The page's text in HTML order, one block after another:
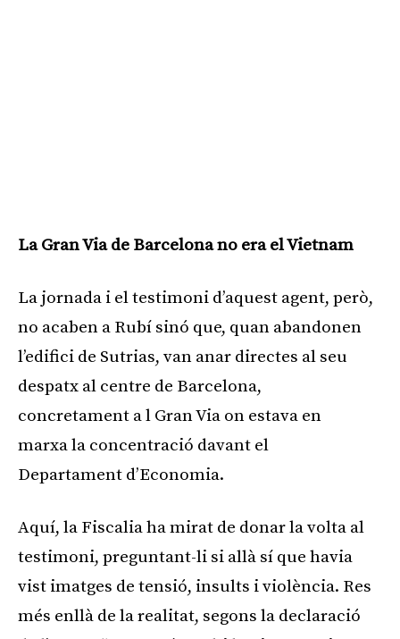
La Gran Via de Barcelona no era el Vietnam
La jornada i el testimoni d’aquest agent, però,
no acaben a Rubí sinó que, quan abandonen
l’edifici de Sutrias, van anar directes al seu
despatx al centre de Barcelona,
concretament a l Gran Via on estava en
marxa la concentració davant el
Departament d’Economia.
Aquí, la Fiscalia ha mirat de donar la volta al
testimoni, preguntant-li si allà sí que havia
vist imatges de tensió, insults i violència. Res
més enllà de la realitat, segons la declaració